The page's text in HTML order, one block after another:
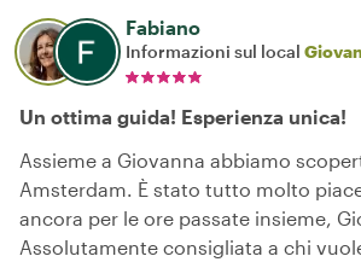
Fabiano
Informazioni sul local
Un ottima guida! Esperienza unica!
Assieme a Giovanna abbiamo
Amsterdam. È stato tutto molto
ancora per le ore passate insieme,
Assolutamente consigliata a chi